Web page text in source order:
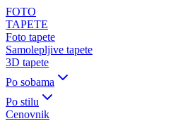
FOTO
TAPETE
Foto tapete
Samolepljive tapete
3D tapete
Po sobama
Po stilu
Cenovnik